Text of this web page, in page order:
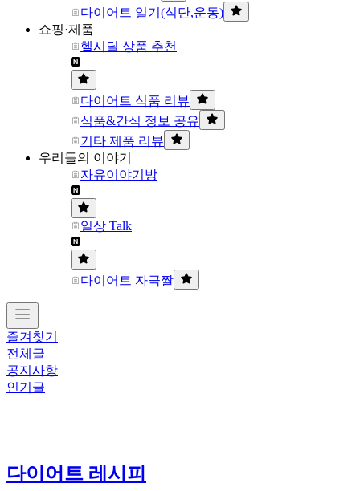
다이어트 일기(식단,운동)
쇼핑·제품
헬시딜 상품 추천
다이어트 식품 리뷰
식품&간식 정보 공유
기타 제품 리뷰
우리들의 이야기
자유이야기방
일상 Talk
다이어트 자극짤
즐겨찾기
전체글
공지사항
인기글
다이어트 레시피